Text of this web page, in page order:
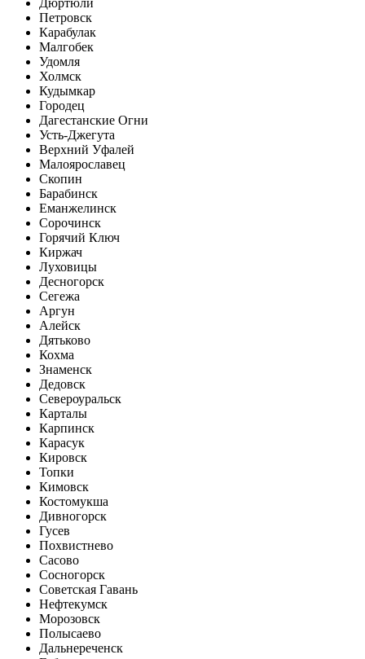
Дюртюли
Петровск
Карабулак
Малгобек
Удомля
Холмск
Кудымкар
Городец
Дагестанские Огни
Усть-Джегута
Верхний Уфалей
Малоярославец
Скопин
Барабинск
Еманжелинск
Сорочинск
Горячий Ключ
Киржач
Луховицы
Десногорск
Сегежа
Аргун
Алейск
Дятьково
Кохма
Знаменск
Дедовск
Североуральск
Карталы
Карпинск
Карасук
Кировск
Топки
Кимовск
Костомукша
Дивногорск
Гусев
Похвистнево
Сасово
Сосногорск
Советская Гавань
Нефтекумск
Морозовск
Полысаево
Дальнереченск